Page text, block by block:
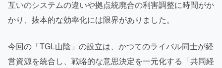
互いのシステムの違いや拠点統廃合の利害調整に時間がか
かり、抜本的な効率化には限界がありました。
今回の「TGL山陰」の設立は、かつてのライバル同士が経
営資源を統合し、戦略的な意思決定を一元化する「共同経